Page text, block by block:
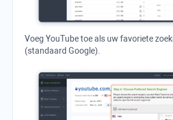
Voeg YouTubetoe als uw favoriete
(standaard Google).